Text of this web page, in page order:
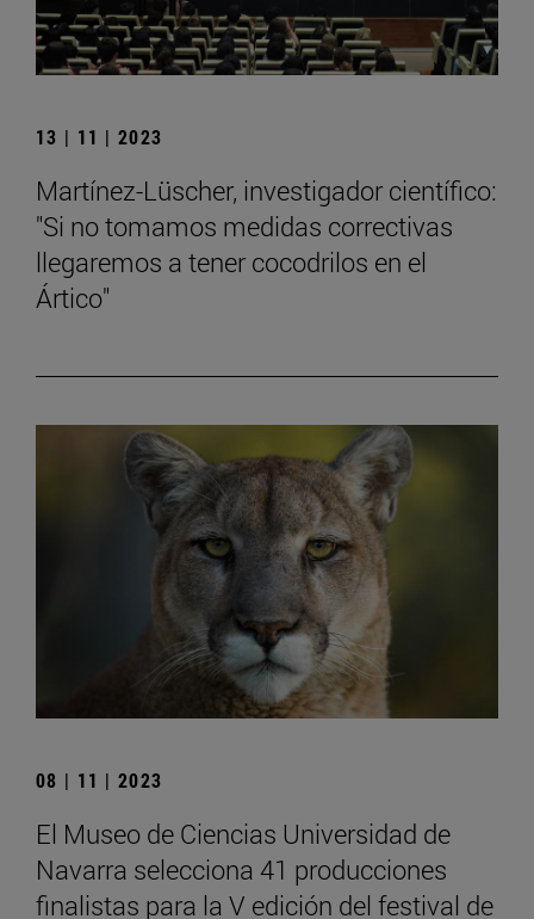
13 | 11 | 2023
Martínez-Lüscher, investigador científico:
"Si no tomamos medidas correctivas
llegaremos a tener cocodrilos en el
Ártico"
08 | 11 | 2023
El Museo de Ciencias Universidad de
Navarra selecciona 41 producciones
finalistas para la V edición del festival de